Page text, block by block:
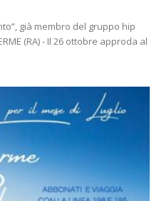
già membro del gruppo hip
(RA) - Il 26 ottobre approda al